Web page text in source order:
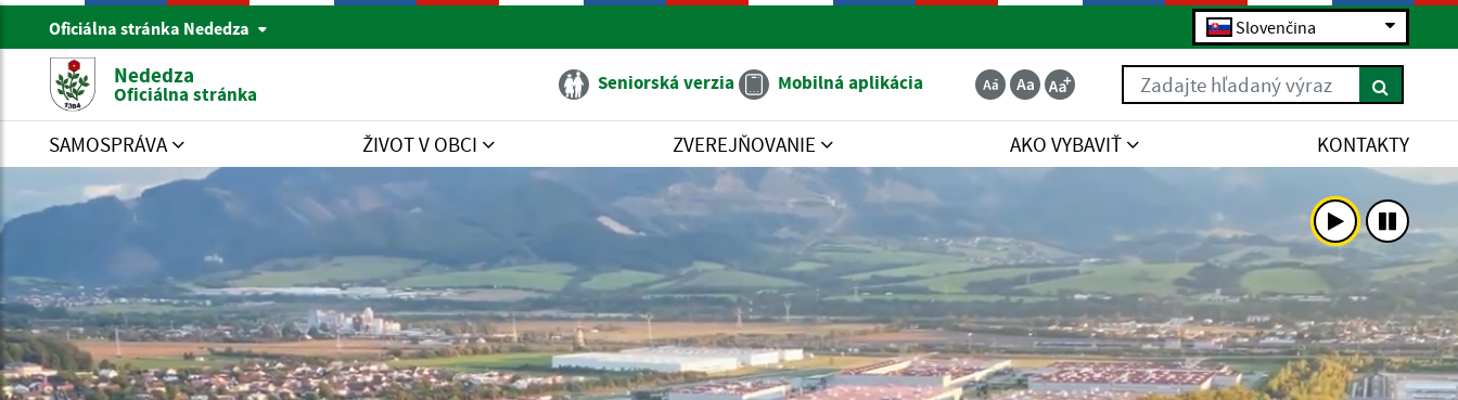
Oficiálna stránka Nededza Slovenčina
Nededza
Oficiálna stránka Seniorská verzia Mobilná aplikácia Zadajte hľadaný výraz
SAMOSPRÁVA ŽIVOT V OBCI ZVEREJŇOVANIE AKO VYBAVIŤ KONTAKTY